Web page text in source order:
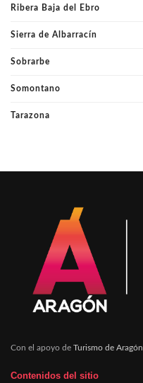
Ribera Baja del Ebro
Sierra de Albarracín
Sobrarbe
Somontano
Tarazona
Con el apoyo de Turismo de Aragón
Contenidos del sitio